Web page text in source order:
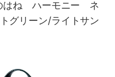
はね ハーモニー ネ
グリーン/ライトサン